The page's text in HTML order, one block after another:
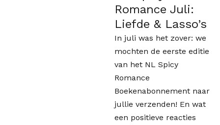
Romance Juli:
Liefde & Lasso’s
In juli was het zover: we
mochten de eerste editie
van het NL Spicy
Romance
Boekenabonnement naar
jullie verzenden! En wat
een positieve reacties